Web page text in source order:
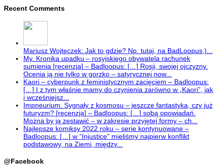
Recent Comments
Mariusz Wojteczek: Jak to gdzie? Np. tutaj, na BadLoopus;)...
My. Kronika upadku – rosyjskiego obywatela rachunek
sumienia [recenzja] – Badloopus: […] Rosji, swojej ojczyzny.
Ocenia ją nie tylko w gorzko – satyrycznej now...
Kaori – cyberpunk z feministycznym zacięciem – Badloopus:
[…] I z tym właśnie mamy do czynienia zarówno w „Kaori”, jak
i wcześniejsz...
Impneurium. Sygnały z kosmosu – jeszcze fantastyka, czy już
futuryzm? [recenzja] – Badloopus: […] sobą opowiadań.
Można by ją zestawić – w zakresie przyjętej formy – ch...
Najlepsze komiksy 2022 roku – serie kontynuowane –
Badloopus: […] w “Injustice” mieliśmy najpierw konflikt
podstawowy, na Ziemi, między...
@Facebook